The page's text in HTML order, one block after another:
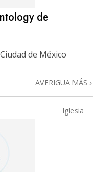
de
de México
AVERIGUA MÁS
Iglesia